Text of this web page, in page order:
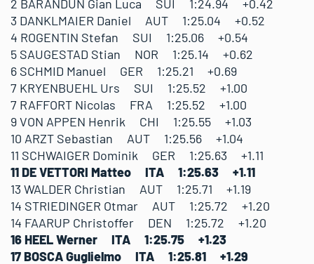
2 BARANDUN Gian Luca SUI 1:24.94 +0.42
3 DANKLMAIER Daniel AUT 1:25.04 +0.52
4 ROGENTIN Stefan SUI 1:25.06 +0.54
5 SAUGESTAD Stian NOR 1:25.14 +0.62
6 SCHMID Manuel GER 1:25.21 +0.69
7 KRYENBUEHL Urs SUI 1:25.52 +1.00
7 RAFFORT Nicolas FRA 1:25.52 +1.00
9 VON APPEN Henrik CHI 1:25.55 +1.03
10 ARZT Sebastian AUT 1:25.56 +1.04
11 SCHWAIGER Dominik GER 1:25.63 +1.11
11 DE VETTORI Matteo ITA 1:25.63 +1.11
13 WALDER Christian AUT 1:25.71 +1.19
14 STRIEDINGER Otmar AUT 1:25.72 +1.20
14 FAARUP Christoffer DEN 1:25.72 +1.20
16 HEEL Werner ITA 1:25.75 +1.23
17 BOSCA Guglielmo ITA 1:25.81 +1.29